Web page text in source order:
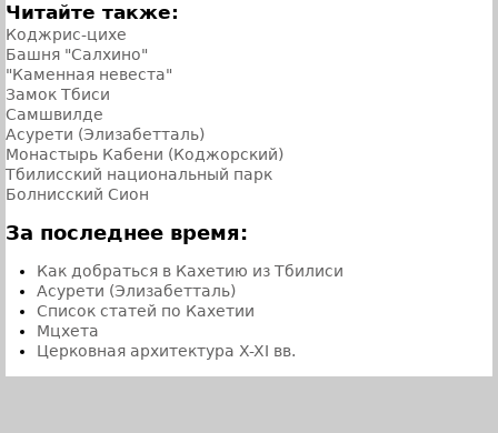
Читайте также:
Коджрис-цихе
Башня "Салхино"
"Каменная невеста"
Замок Тбиси
Самшвилде
Асурети (Элизабетталь)
Монастырь Кабени (Коджорский)
Тбилисский национальный парк
Болнисский Сион
За последнее время:
Как добраться в Кахетию из Тбилиси
Асурети (Элизабетталь)
Список статей по Кахетии
Мцхета
Церковная архитектура X-XI вв.